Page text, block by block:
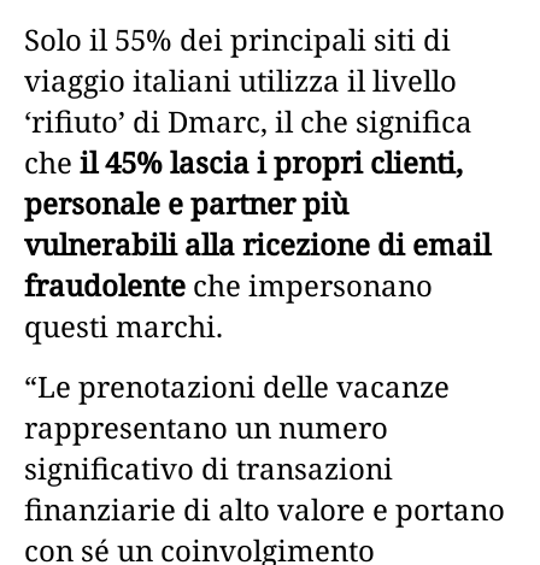
Solo il 55% dei principali siti di
viaggio italiani utilizza il livello
‘rifiuto’ di Dmarc, il che significa
che il 45% lascia i propri clienti,
personale e partner più
vulnerabili alla ricezione di email
fraudolente che impersonano
questi marchi.
“Le prenotazioni delle vacanze
rappresentano un numero
significativo di transazioni
finanziarie di alto valore e portano
con sé un coinvolgimento